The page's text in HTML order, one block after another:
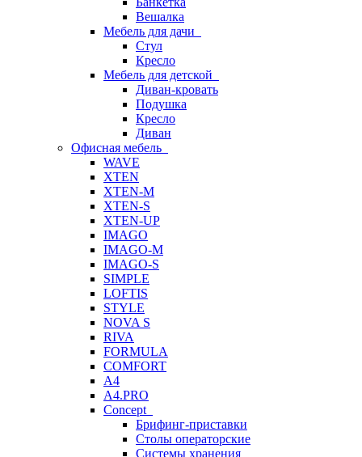
Вешалка
Мебель для дачи
Стул
Кресло
Мебель для детской
Диван-кровать
Подушка
Кресло
Диван
Офисная мебель
WAVE
XTEN
XTEN-M
XTEN-S
XTEN-UP
IMAGO
IMAGO-M
IMAGO-S
SIMPLE
LOFTIS
STYLE
NOVA S
RIVA
FORMULA
COMFORT
A4
A4.PRO
Concept
Брифинг-приставки
Столы операторские
Системы хранения